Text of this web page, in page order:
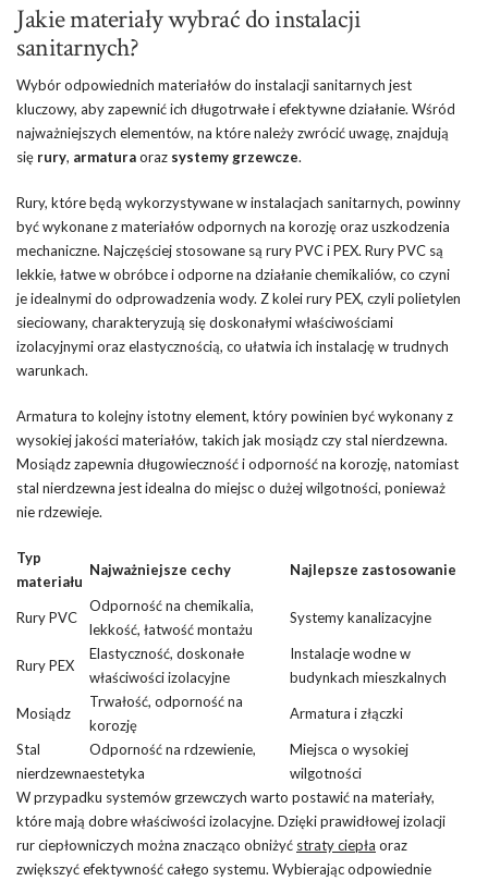
Jakie materiały wybrać do instalacji
sanitarnych?
Wybór odpowiednich materiałów do instalacji sanitarnych jest
kluczowy, aby zapewnić ich długotrwałe i efektywne działanie. Wśród
najważniejszych elementów, na które należy zwrócić uwagę, znajdują
się rury, armaturaoraz systemy grzewcze.
Rury, które będą wykorzystywane w instalacjach sanitarnych, powinny
być wykonane z materiałów odpornych na korozję oraz uszkodzenia
mechaniczne. Najczęściej stosowane są rury PVC i PEX. Rury PVC są
lekkie, łatwe w obróbce i odporne na działanie chemikaliów, co czyni
je idealnymi do odprowadzenia wody. Z kolei rury PEX, czyli polietylen
sieciowany, charakteryzują się doskonałymi właściwościami
izolacyjnymi oraz elastycznością, co ułatwia ich instalację w trudnych
warunkach.
Armatura to kolejny istotny element, który powinien być wykonany z
wysokiej jakości materiałów, takich jak mosiądz czy stal nierdzewna.
Mosiądz zapewnia długowieczność i odporność na korozję, natomiast
stal nierdzewna jest idealna do miejsc o dużej wilgotności, ponieważ
nie rdzewieje.
Typ
materiału
Najważniejsze cechy Najlepsze zastosowanie
Rury PVC
Odporność na chemikalia,
lekkość, łatwość montażu
Systemy kanalizacyjne
Rury PEX
Elastyczność, doskonałe
właściwości izolacyjne
Instalacje wodne w
budynkach mieszkalnych
Mosiądz
Trwałość, odporność na
korozję
Armatura i złączki
Stal
nierdzewna
Odporność na rdzewienie,
estetyka
Miejsca o wysokiej
wilgotności
W przypadku systemów grzewczych warto postawić na materiały,
które mają dobre właściwości izolacyjne. Dzięki prawidłowej izolacji
rur ciepłowniczych można znacząco obniżyć straty ciepła oraz
zwiększyć efektywność całego systemu. Wybierając odpowiednie